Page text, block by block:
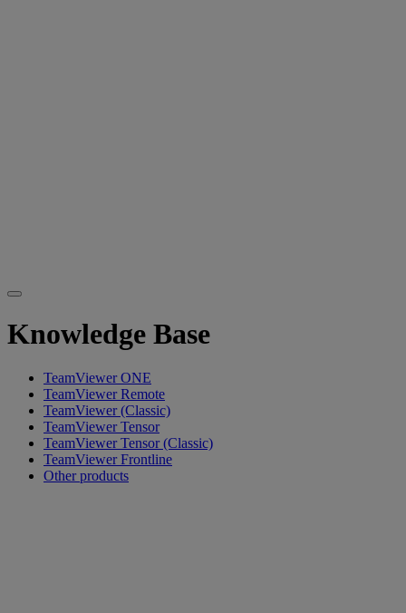
Knowledge Base
TeamViewer ONE
TeamViewer Remote
TeamViewer (Classic)
TeamViewer Tensor
TeamViewer Tensor (Classic)
TeamViewer Frontline
Other products